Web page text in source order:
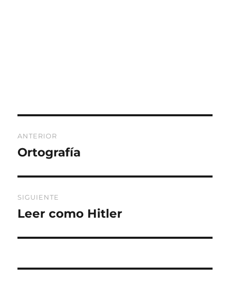
de
ANTERIOR
Entrada
Ortografía
SIGUIENTE
Entrada
Leer como Hitler